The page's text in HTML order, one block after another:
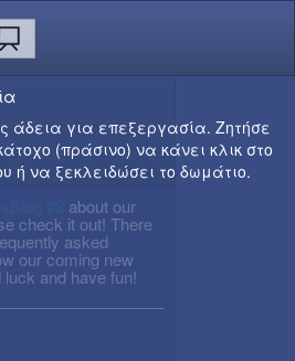
about our
check it out! There
asked
our coming new
luck and have fun!
άδεια για επεξεργασία. Ζητήσε
(πράσινο) να κάνει κλικ στο
ή να ξεκλειδώσει το δωμάτιο.